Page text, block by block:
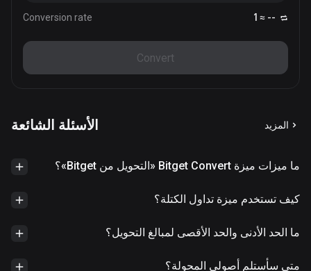
Conversion rate 1 ≈ --
Convert
الأسئلة الشائعة المزيد
ما ميزات ميزة Bitget Convert «التحويل من Bitget»؟
كيف تستخدم ميزة تداول الكتلة؟
ما الحد الأدنى والحد الأقصى لمبالغ التحويل؟
متى سأستلم أصولي المحولة؟